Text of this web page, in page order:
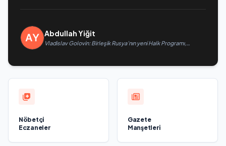
Abdullah Yiğit
Vladislav Golovin: Birleşik Rusya’nın yeni Halk Programı,
Nöbetçi
Eczaneler
Gazete
Manşetleri